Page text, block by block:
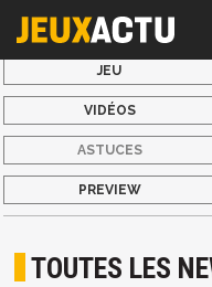
JEU
VIDÉOS
ASTUCES
PREVIEW
TOUTES LES